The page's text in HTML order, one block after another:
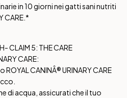
in 10 giorni nei gatti sani nutriti
CARE.*
CLAIM 5: THE CARE
CARE:
CANINÂ® URINARY CARE
di acqua, assicurati che il tuo